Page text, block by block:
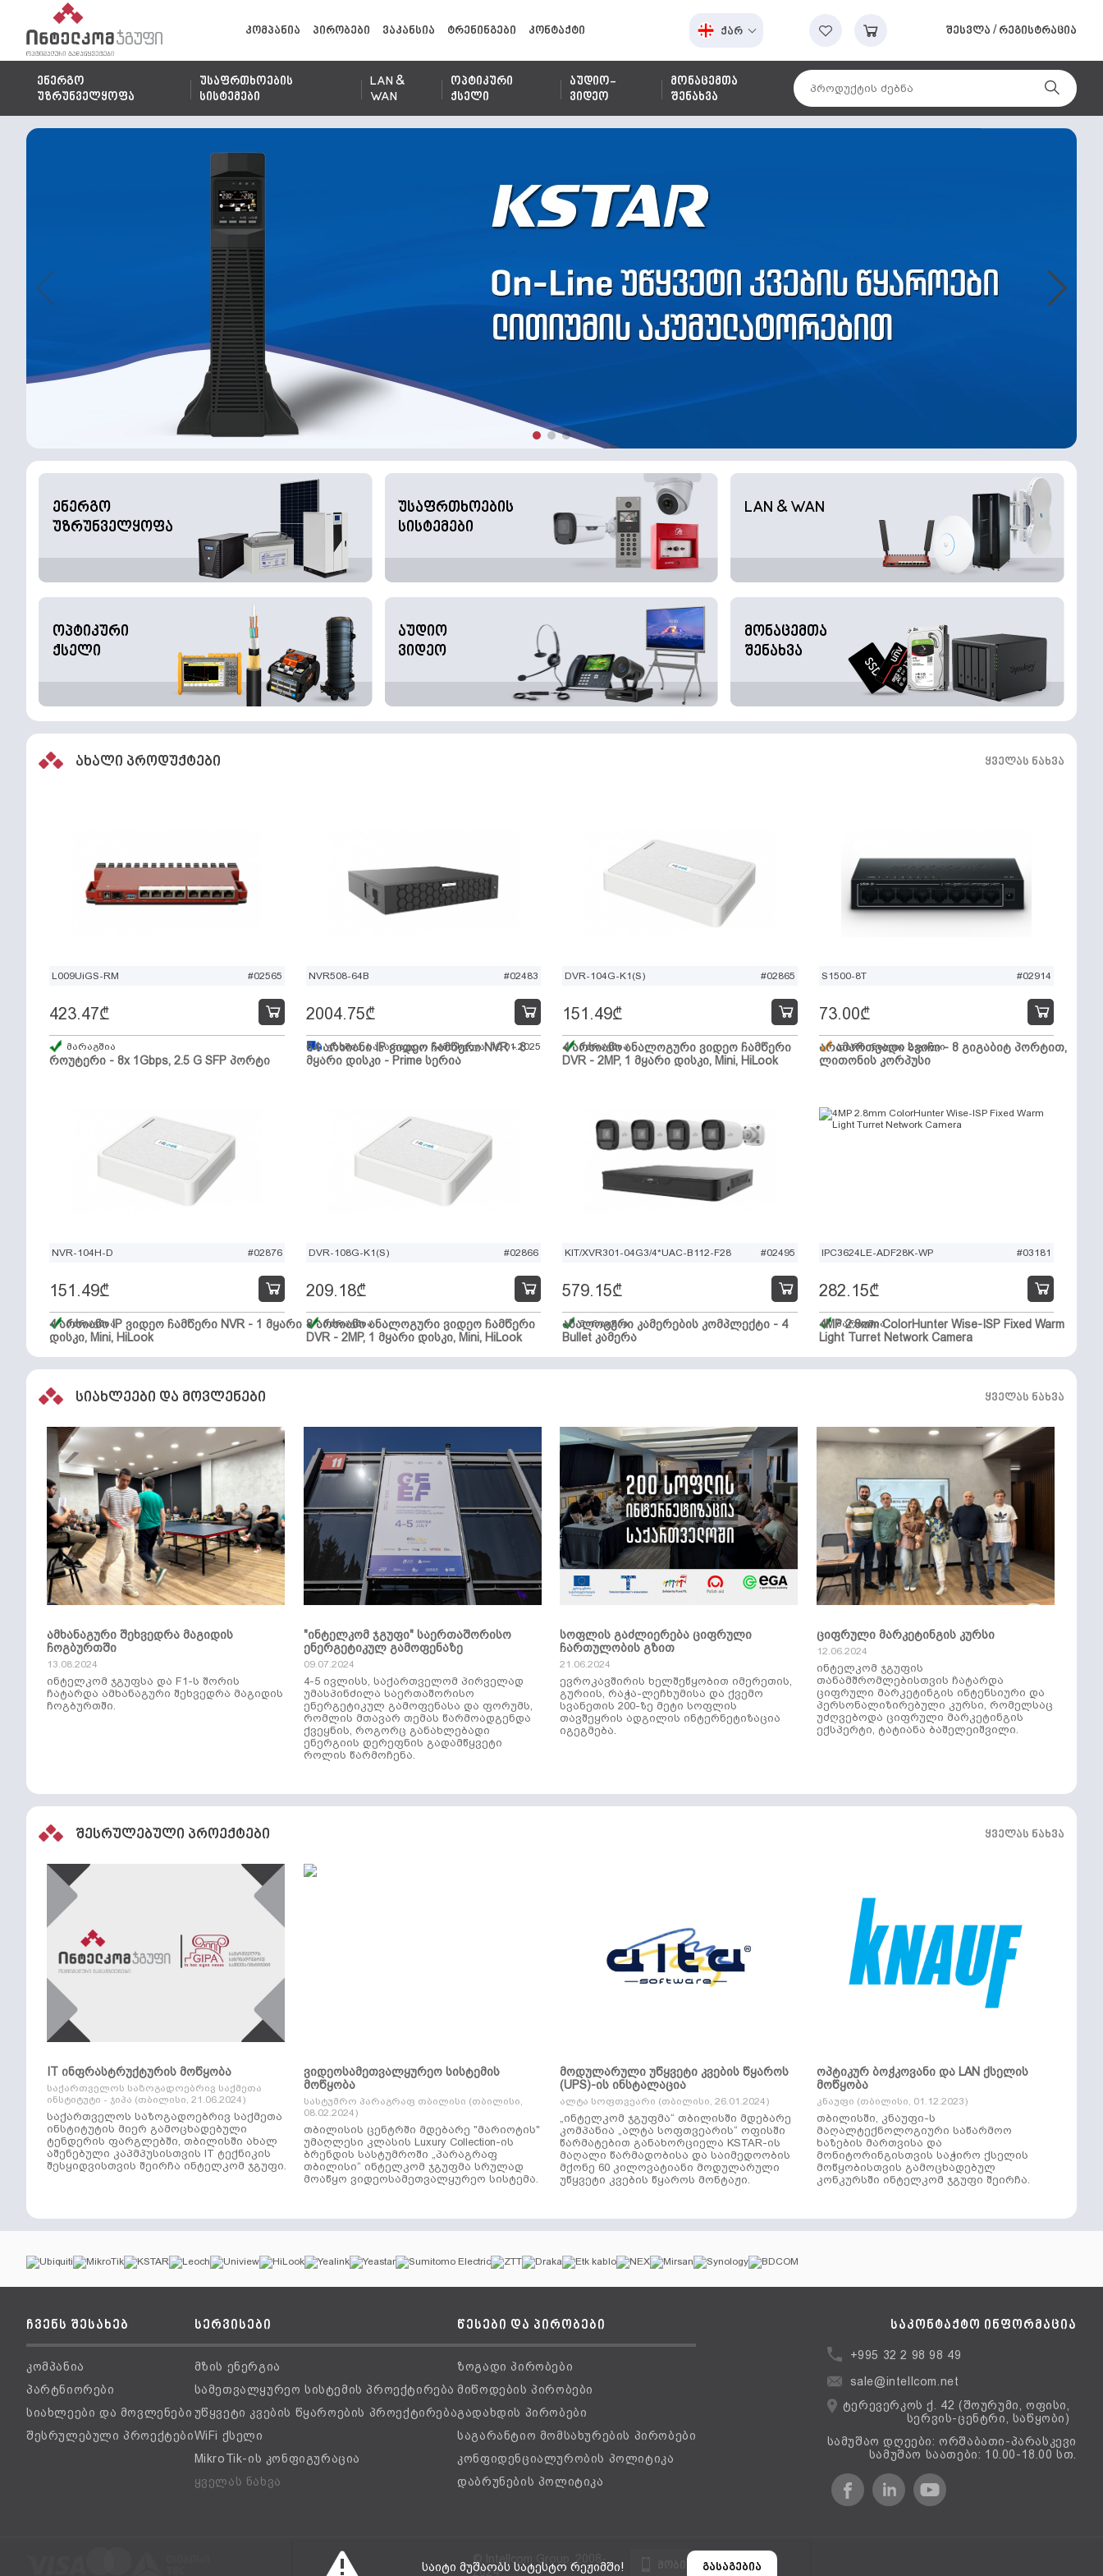
კომპანია პირობები ვაკანსია ტრენინგები კონტაქტი ქარ შესვლა / რეგისტრაცია
ენერგო
უზრუნველყოფა
უსაფრთხოების
სისტემები
LAN &
WAN
ოპტიკური
ქსელი
აუდიო-
ვიდეო
მონაცემთა
შენახვა
ენერგო
უზრუნველყოფა
უსაფრთხოების
სისტემები
LAN & WAN
ოპტიკური
ქსელი
აუდიო
ვიდეო
მონაცემთა
შენახვა
ახალი პროდუქტები ყველას ნახვა
L009UiGS-RM #02565
როუტერი - 8x 1Gbps, 2.5 G SFP პორტი
423.47₾
მარაგშია
NVR508-64B #02483
64 არხიანი IP ვიდეო ჩამწერი NVR - 8
მყარი დისკი - Prime სერია
2004.75₾
გზაშია, სავარაუდო ჩამოსვლა: 10.01.2025
DVR-104G-K1(S) #02865
4 არხიანი ანალოგური ვიდეო ჩამწერი
DVR - 2MP, 1 მყარი დისკი, Mini, HiLook
151.49₾
მარაგშია
S1500-8T #02914
არამართვადი სვიჩი - 8 გიგაბიტ პორტით,
ლითონის კორპუსი
73.00₾
დარჩენილია 2 ცალი
NVR-104H-D #02876
4 არხიანი IP ვიდეო ჩამწერი NVR - 1 მყარი
დისკი, Mini, HiLook
151.49₾
მარაგშია
DVR-108G-K1(S) #02866
8 არხიანი ანალოგური ვიდეო ჩამწერი
DVR - 2MP, 1 მყარი დისკი, Mini, HiLook
209.18₾
მარაგშია
KIT/XVR301-04G3/4*UAC-B112-F28 #02495
ანალოგური კამერების კომპლექტი - 4
Bullet კამერა
579.15₾
მარაგშია
IPC3624LE-ADF28K-WP #03181
4MP 2.8mm ColorHunter Wise-ISP Fixed Warm
Light Turret Network Camera
282.15₾
მარაგშია
სიახლეები და მოვლენები ყველას ნახვა
ამხანაგური შეხვედრა მაგიდის
ჩოგბურთში
13.08.2024
ინტელკომ ჯგუფსა და F1-ს შორის
ჩატარდა ამხანაგური შეხვედრა მაგიდის
ჩოგბურთში.
"ინტელკომ ჯგუფი" საერთაშორისო
ენერგეტიკულ გამოფენაზე
09.07.2024
4-5 ივლისს, საქართველომ პირველად
უმასპინძილა საერთაშორისო
ენერგეტიკულ გამოფენასა და ფორუმს,
რომლის მთავარ თემას წარმოადგენდა
ქვეყნის, როგორც განახლებადი
ენერგიის დერეფნის გადამწყვეტი
როლის წარმოჩენა.
სოფლის გაძლიერება ციფრული
ჩართულობის გზით
21.06.2024
ევროკავშირის ხელშეწყობით იმერეთის,
გურიის, რაჭა-ლეჩხუმისა და ქვემო
სვანეთის 200-ზე მეტი სოფლის
თავშეყრის ადგილის ინტერნეტიზაცია
იგეგმება.
ციფრული მარკეტინგის კურსი
12.06.2024
ინტელკომ ჯგუფის
თანამშრომლებისთვის ჩატარდა
ციფრული მარკეტინგის ინტენსიური და
პერსონალიზირებული კურსი, რომელსაც
უძღვებოდა ციფრული მარკეტინგის
ექსპერტი, ტატიანა ბაშელეიშვილი.
შესრულებული პროექტები ყველას ნახვა
IT ინფრასტრუქტურის მოწყობა
საქართველოს საზოგადოებრივ საქმეთა
ინსტიტუტი - ჯიპა (თბილისი, 21.06.2024)
საქართველოს საზოგადოებრივ საქმეთა
ინსტიტუტის მიერ გამოცხადებული
ტენდერის ფარგლებში, თბილისში ახალ
აშენებული კაპმპუსისთვის IT ტექნიკის
შესყიდვისთვის შეირჩა ინტელკომ ჯგუფი.
ვიდეოსამეთვალყურეო სისტემის
მოწყობა
სასტუმრო პარაგრაფ თბილისი (თბილისი,
08.02.2024)
თბილისის ცენტრში მდებარე "მარიოტის"
უმაღლესი კლასის Luxury Collection-ის
ბრენდის სასტუმროში „პარაგრაფ
თბილისი“ ინტელკომ ჯგუფმა სრულად
მოაწყო ვიდეოსამეთვალყურეო სისტემა.
მოდულარული უწყვეტი კვების წყაროს
(UPS)-ის ინსტალაცია
ალტა სოფთვეარი (თბილისი, 26.01.2024)
„ინტელკომ ჯგუფმა“ თბილისში მდებარე
კომპანია „ალტა სოფთვეარის“ ოფისში
წარმატებით განახორციელა KSTAR-ის
მაღალი წარმადობისა და საიმედოობის
მქონე 60 კილოვატიანი მოდულარული
უწყვეტი კვების წყაროს მონტაჟი.
ოპტიკურ ბოჭკოვანი და LAN ქსელის
მოწყობა
კნაუფი (თბილისი, 01.12.2023)
თბილისში, კნაუფი-ს
მაღალტექნოლოგიური საწარმოო
ხაზების მართვისა და
მონიტორინგისთვის საჭირო ქსელის
მოწყობისთვის გამოცხადებულ
კონკურსში ინტელკომ ჯგუფი შეირჩა.
ჩვენს შესახებ
კომპანია
პარტნიორები
სიახლეები და მოვლენები
შესრულებული პროექტები
სერვისები
მზის ენერგია
სამეთვალყურეო სისტემის პროექტირება
უწყვეტი კვების წყაროების პროექტირება
WiFi ქსელი
MikroTik-ის კონფიგურაცია
ყველას ნახვა
წესები და პირობები
ზოგადი პირობები
მიწოდების პირობები
გადახდის პირობები
საგარანტიო მომსახურების პირობები
კონფიდენციალურობის პოლიტიკა
დაბრუნების პოლიტიკა
საკონტაქტო ინფორმაცია
+995 32 2 98 98 49
sale@intellcom.net
ტერევერკოს ქ. 42 (შოურუმი, ოფისი,
სერვის-ცენტრი, საწყობი)
სამუშაო დღეები: ორშაბათი-პარასკევი
სამუშაო საათები: 10.00-18.00 სთ.
2024
მობილური ვერსია
საიტი მუშაობს სატესტო რეჟიმში! გასაგებია